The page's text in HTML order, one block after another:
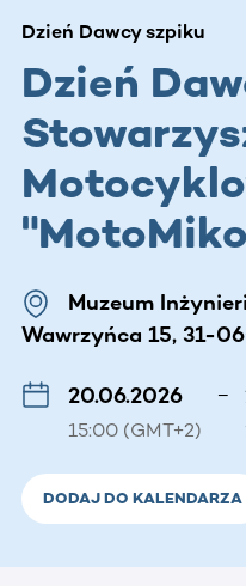
Dzień Dawcy szpiku
Dzień
Muzeum
Wawrzyńca 15, 31-
20.06.2026
15:00 (GMT+2)
–
DODAJ DO KALENDARZA